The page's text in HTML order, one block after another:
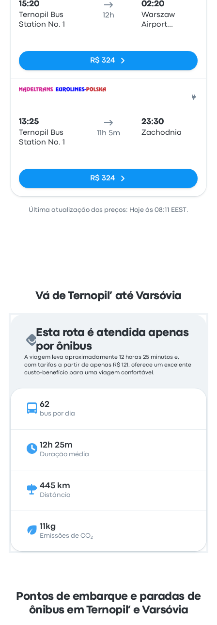
15:20
Ternopil Bus
Station No. 1
12h
02:20
Warszaw
Airport
R$ 324
13:25
Ternopil Bus
Station No. 1
11h 5m
23:30
Zachodnia
R$ 324
Última atualização dos preços: Hoje às 08:11 EEST.
Vá de Ternopil’ até Varsóvia
Esta rota é atendida apenas
por ônibus
A viagem leva aproximadamente 12 horas 25 minutos e,
com tarifas a partir de apenas R$ 121, oferece um excelente
custo-benefício para uma viagem confortável.
62
bus por dia
12h 25m
Duração média
445 km
Distância
11kg
Emissões de CO₂
Pontos de embarque e paradas de
ônibus em Ternopil’ e Varsóvia